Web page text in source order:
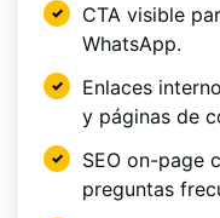
CTA visible
WhatsApp.
Enlaces
y páginas de
SEO on-page
preguntas